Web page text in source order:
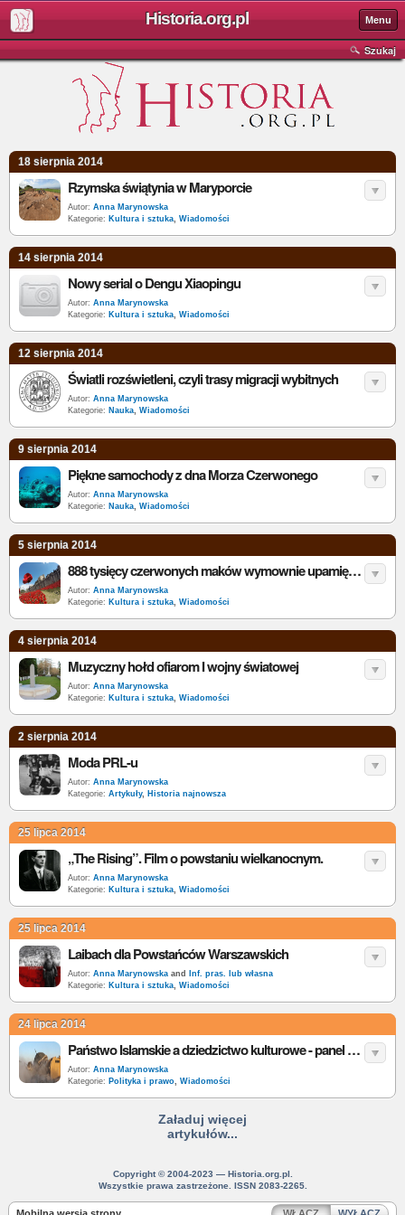
Historia.org.pl Menu
Szukaj
18 sierpnia 2014
Rzymska świątynia w Maryporcie
Autor: Anna Marynowska
Kategorie: Kultura i sztuka, Wiadomości
14 sierpnia 2014
Nowy serial o Dengu Xiaopingu
Autor: Anna Marynowska
Kategorie: Kultura i sztuka, Wiadomości
12 sierpnia 2014
Światli rozświetleni, czyli trasy migracji wybitnych
Autor: Anna Marynowska
Kategorie: Nauka, Wiadomości
9 sierpnia 2014
Piękne samochody z dna Morza Czerwonego
Autor: Anna Marynowska
Kategorie: Nauka, Wiadomości
5 sierpnia 2014
888 tysięcy czerwonych maków wymownie upamiętniło Wielką Wojnę
Autor: Anna Marynowska
Kategorie: Kultura i sztuka, Wiadomości
4 sierpnia 2014
Muzyczny hołd ofiarom I wojny światowej
Autor: Anna Marynowska
Kategorie: Kultura i sztuka, Wiadomości
2 sierpnia 2014
Moda PRL-u
Autor: Anna Marynowska
Kategorie: Artykuły, Historia najnowsza
25 lipca 2014
„The Rising”. Film o powstaniu wielkanocnym.
Autor: Anna Marynowska
Kategorie: Kultura i sztuka, Wiadomości
25 lipca 2014
Laibach dla Powstańców Warszawskich
Autor: Anna Marynowska and
Inf. pras. lub własna
Kategorie: Kultura i sztuka, Wiadomości
24 lipca 2014
Państwo Islamskie a dziedzictwo kulturowe - panel publiczny
Autor: Anna Marynowska
Kategorie: Polityka i prawo, Wiadomości
Załaduj więcej
artykułów...
Copyright © 2004-2023 — Historia.org.pl.
Wszystkie prawa zastrzeżone. ISSN 2083-2265.